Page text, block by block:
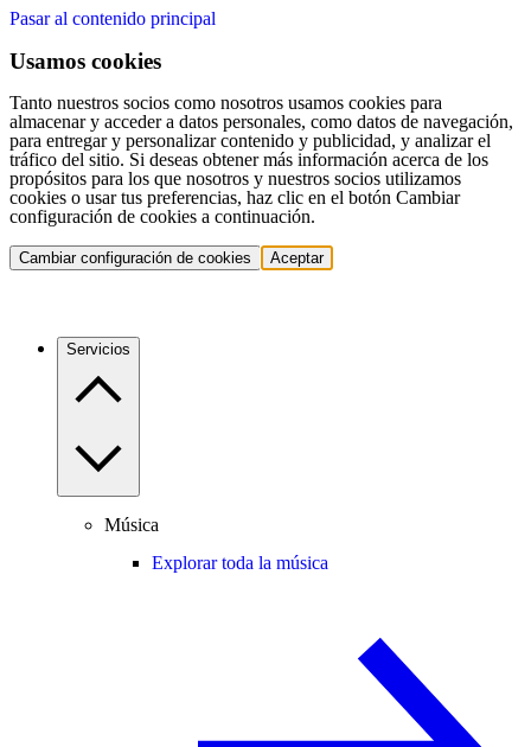
Pasar al contenido principal
Usamos cookies
Tanto nuestros socios como nosotros usamos cookies para
almacenar y acceder a datos personales, como datos de navegación,
para entregar y personalizar contenido y publicidad, y analizar el
tráfico del sitio. Si deseas obtener más información acerca de los
propósitos para los que nosotros y nuestros socios utilizamos
cookies o usar tus preferencias, haz clic en el botón Cambiar
configuración de cookies a continuación.
Cambiar configuración de cookies Aceptar
Servicios
Música
Explorar toda la música